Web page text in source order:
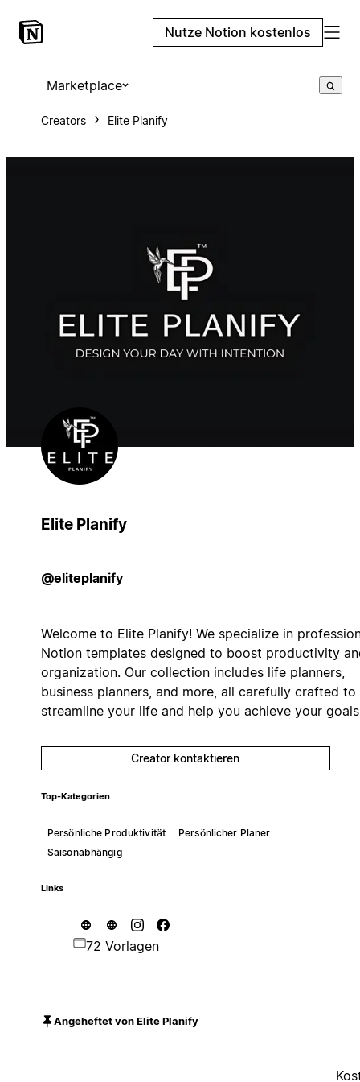
Nutze Notion kostenlos
Marketplace
Creators Elite Planify
Elite Planify
@eliteplanify
Welcome to Elite Planify! We specialize in
Notion templates designed to boost productivity
organization. Our collection includes life planners,
business planners, and more, all carefully crafted to
streamline your life and help you achieve your
Creator kontaktieren
Top-Kategorien
Persönliche Produktivität
Persönlicher Planer
Saisonabhängig
Links
72 Vorlagen
Angeheftet von Elite Planify